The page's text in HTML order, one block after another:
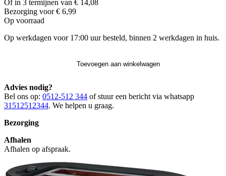
Of in 3 termijnen van € 14,08
Bezorging voor € 6,99
Op voorraad
Op werkdagen voor 17:00 uur besteld, binnen 2 werkdagen in huis.
Toevoegen aan winkelwagen
Advies nodig?
Bel ons op: 0512-512 344 of stuur een bericht via whatsapp
31512512344. We helpen u graag.
Bezorging
Afhalen
Afhalen op afspraak.